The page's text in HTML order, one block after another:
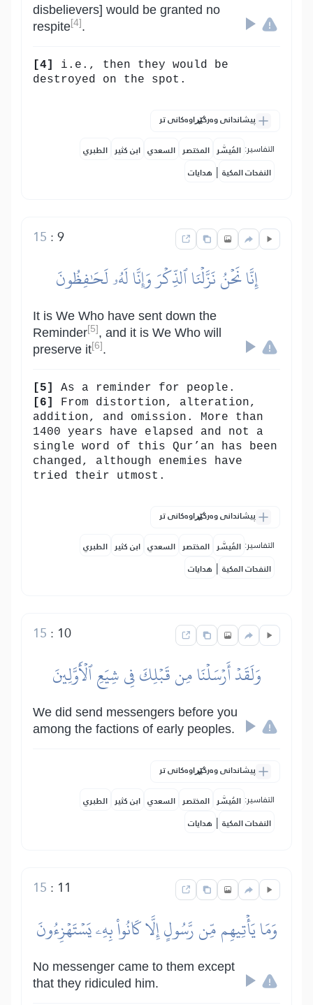
disbelievers] would be granted no
respite[4] .
[4]
i.e., then they would be
destroyed on the spot.
پیشاندانی وەرگێڕاوەکانی تر
التفاسير: المُيسَّر المختصر السعدي ابن كثير الطبري
النفحات المكية | هدايات
9
:
15
إِنَّا نَحۡنُ نَزَّلۡنَا ٱلذِّكۡرَ وَإِنَّا لَهُۥ لَحَٰفِظُونَ
It is We Who have sent down the
Reminder[5] , and it is We Who will
preserve it[6] .
[5]
As a reminder for people.
[6]
From distortion, alteration,
addition, and omission. More than
1400 years have elapsed and not a
single word of this Qur’an has been
changed, although enemies have
tried their utmost.
پیشاندانی وەرگێڕاوەکانی تر
التفاسير: المُيسَّر المختصر السعدي ابن كثير الطبري
النفحات المكية | هدايات
10
:
15
وَلَقَدۡ أَرۡسَلۡنَا مِن قَبۡلِكَ فِي شِيَعِ ٱلۡأَوَّلِينَ
We did send messengers before you
among the factions of early peoples.
پیشاندانی وەرگێڕاوەکانی تر
التفاسير: المُيسَّر المختصر السعدي ابن كثير الطبري
النفحات المكية | هدايات
11
:
15
وَمَا يَأۡتِيهِم مِّن رَّسُولٍ إِلَّا كَانُواْ بِهِۦ يَسۡتَهۡزِءُونَ
No messenger came to them except
that they ridiculed him.